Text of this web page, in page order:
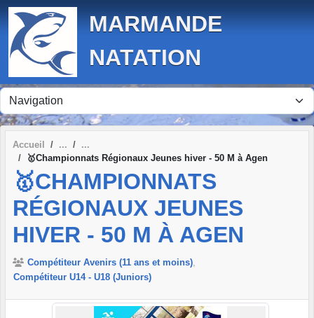
MARMANDE
NATATION
Accueil
🥇Championnats Régionaux Jeunes hiver - 50 M à Agen
🥇CHAMPIONNATS
RÉGIONAUX JEUNES
HIVER - 50 M À AGEN
Compétiteur Avenirs (11 ans et moins)
Compétiteur U14 - U18 (Juniors)
Panneau de gestion des cookies